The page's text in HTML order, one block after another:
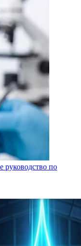
руководство по